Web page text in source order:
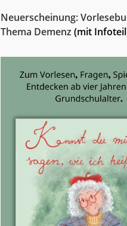
Neuerscheinung:
Thema Demenz (mit